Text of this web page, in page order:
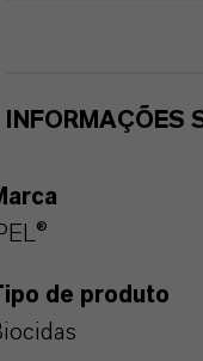
INFORMAÇÕES
de produto